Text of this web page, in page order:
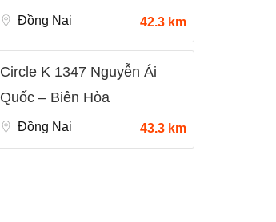
Đồng Nai 42.3 km
Circle K 1347 Nguyễn Ái
Quốc – Biên Hòa
Đồng Nai 43.3 km